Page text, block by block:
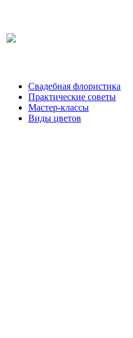
Свадебная флористика
Практические советы
Мастер-классы
Виды цветов